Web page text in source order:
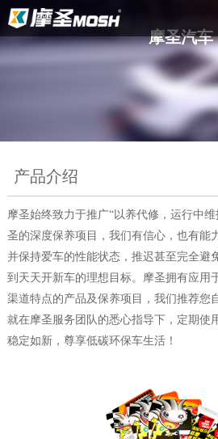
摩圣汽车
产品介绍
摩圣始终致力于推广“以养代修，运行中
圣的深度保养项目，我们有信心，也有能
并保持爱车的性能状态，推迟甚至完全避
到天天开新车的理想目标。摩圣拥有应用
渠道特点的产品及保养项目，我们推荐您
就在摩圣服务团队的悉心指导下，定期使
稳定如新，尊享低碳环保车生活！